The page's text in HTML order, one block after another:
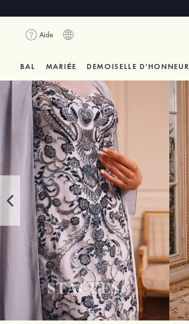
Aide
BAL MARIÉE DEMOISELLE D'HONNEUR